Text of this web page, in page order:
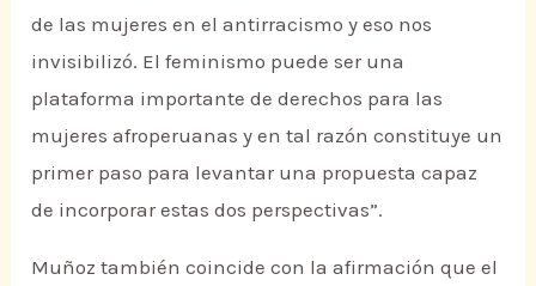
de las mujeres en el antirracismo y eso nos
invisibilizó. El feminismo puede ser una
plataforma importante de derechos para las
mujeres afroperuanas y en tal razón constituye un
primer paso para levantar una propuesta capaz
de incorporar estas dos perspectivas”.
Muñoz también coincide con la afirmación que el